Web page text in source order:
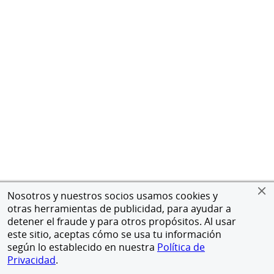
Nosotros y nuestros socios usamos cookies y
otras herramientas de publicidad, para ayudar a
detener el fraude y para otros propósitos. Al usar
este sitio, aceptas cómo se usa tu información
según lo establecido en nuestra Política de
Privacidad.